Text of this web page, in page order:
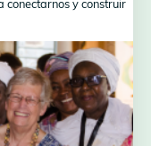
conectarnos y construir